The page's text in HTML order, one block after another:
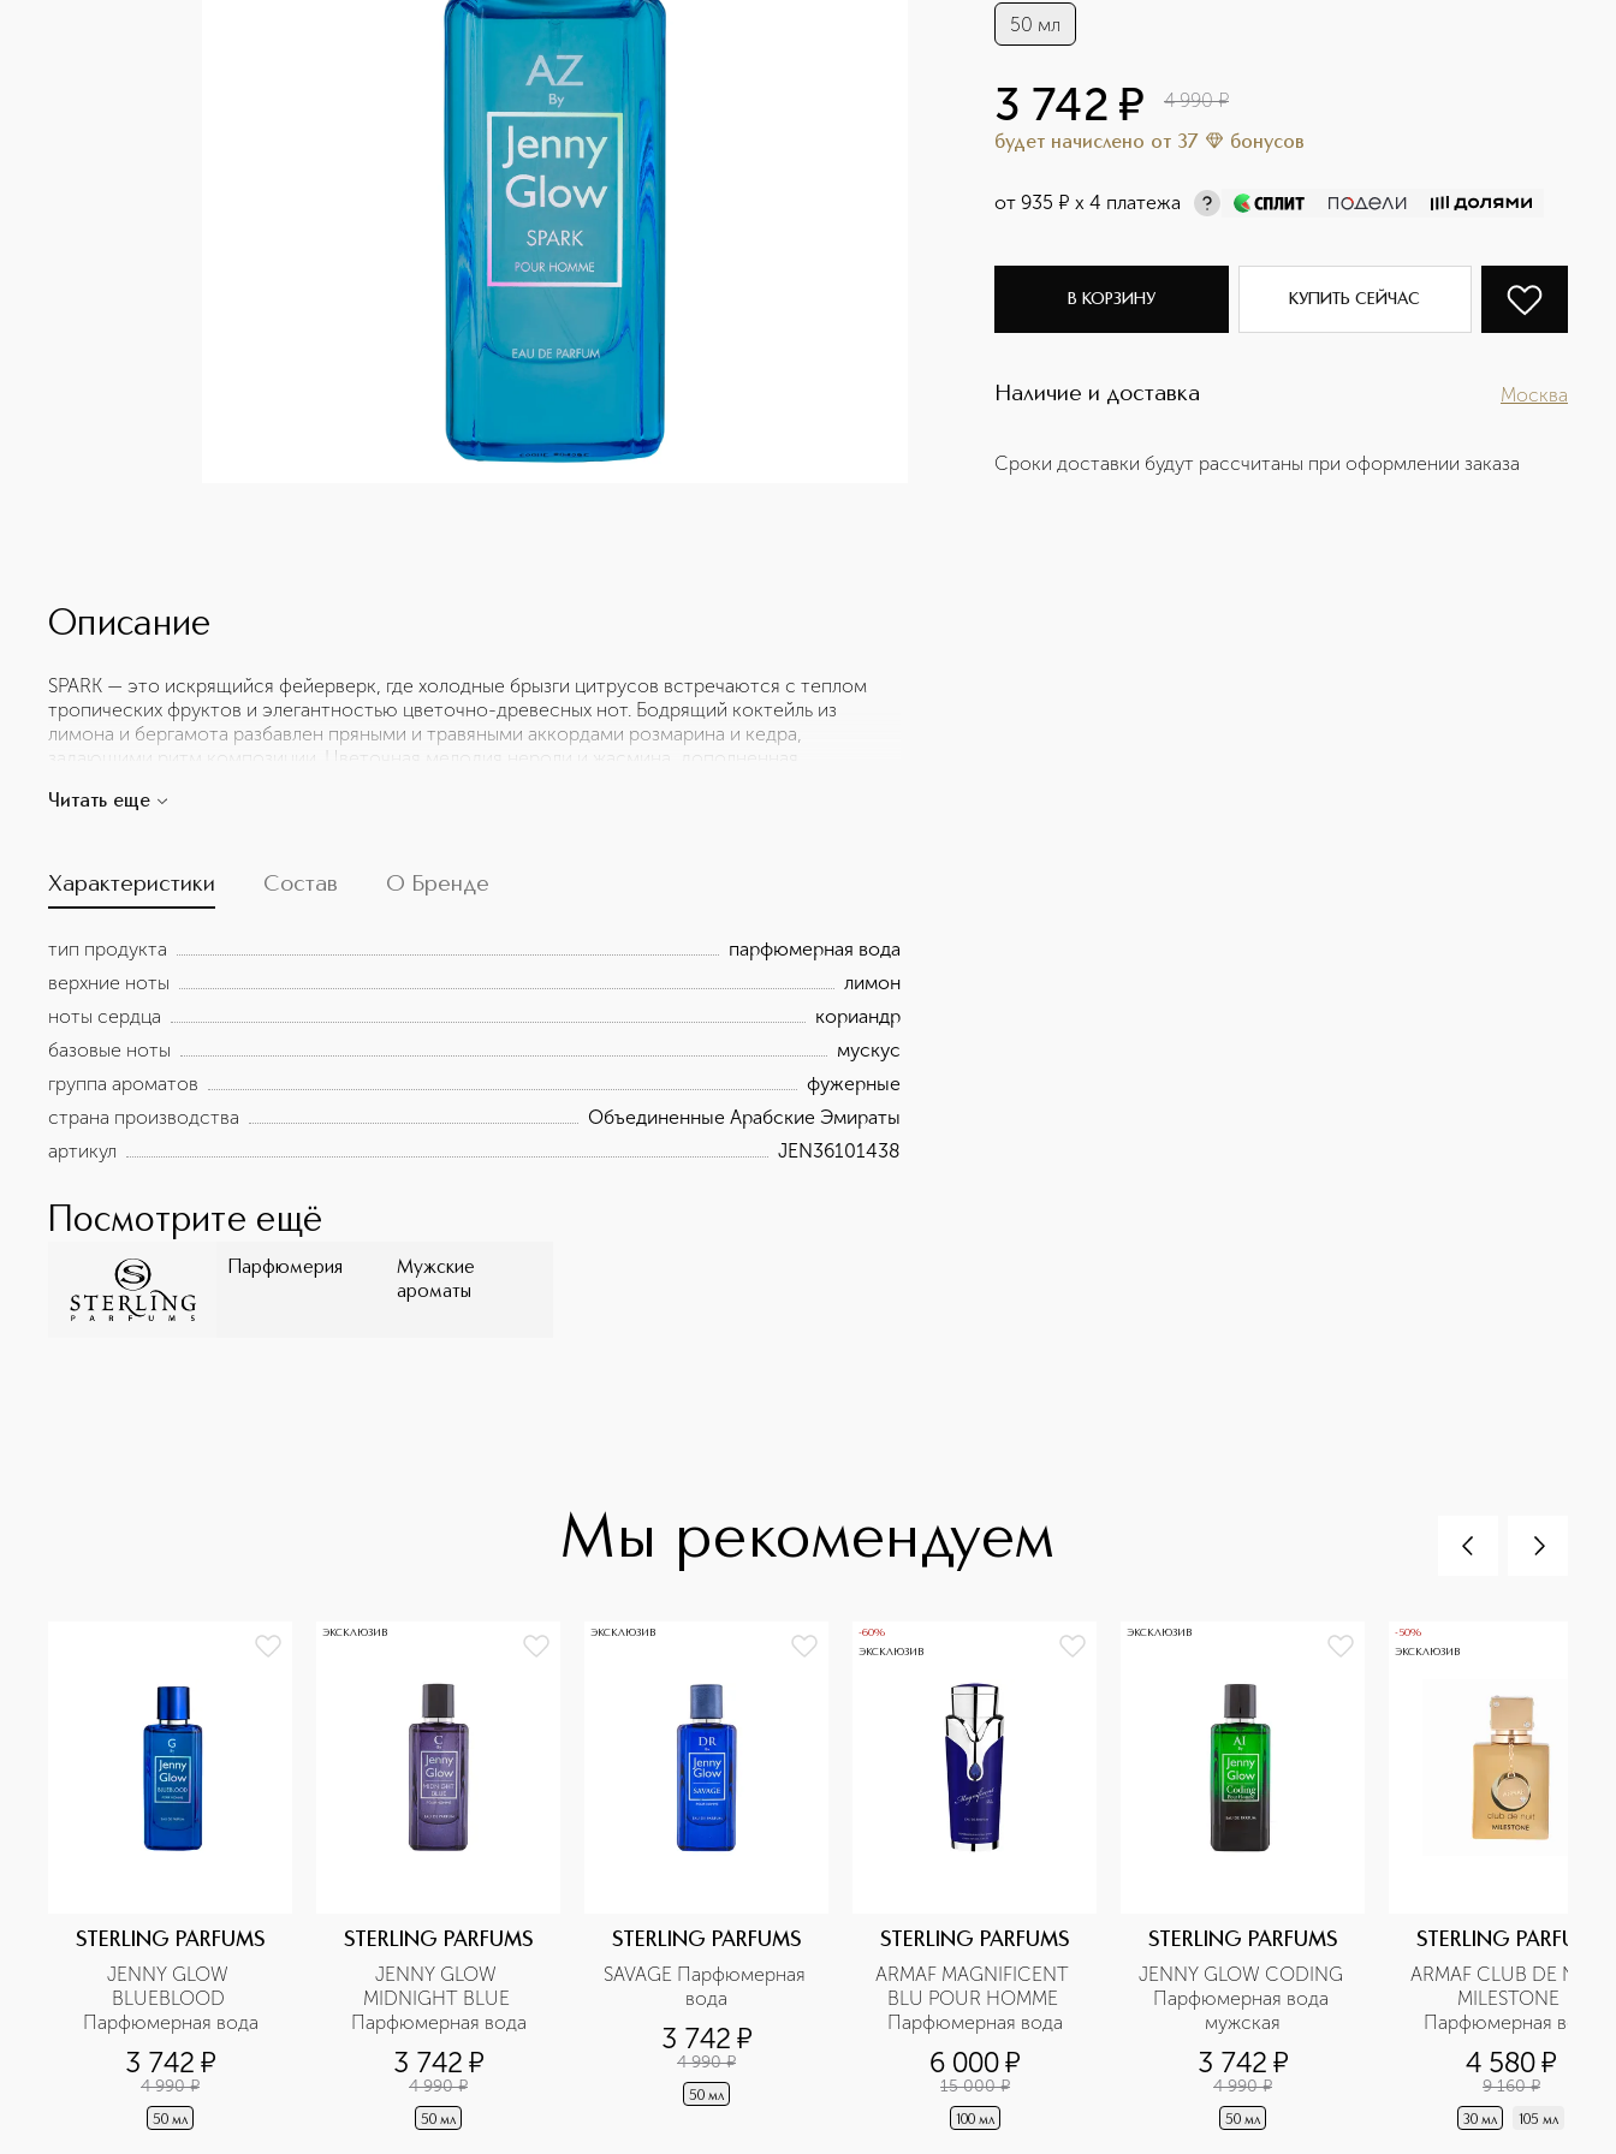
50 мл
3 742 ¤ 4 990 ¤
будет начислено от 37 бонусов
от 935 ¤ х 4 платежа
В КОРЗИНУ КУПИТЬ СЕЙЧАС
Наличие и доставка Москва
Сроки доставки будут рассчитаны при оформлении заказа
Описание
SPARK — это искрящийся фейерверк, где холодные брызги цитрусов встречаются с теплом
тропических фруктов и элегантностью цветочно-древесных нот. Бодрящий коктейль из
лимона и бергамота разбавлен пряными и травяными аккордами розмарина и кедра,
задающими ритм композиции. Цветочная мелодия нероли и жасмина, дополненная
мужественный характер аромата, а бобы тонка и мускус дарят шлейфу тёплое звучание.
Читать еще
Характеристики Состав О Бренде
тип продукта
парфюмерная вода
верхние ноты
лимон
ноты сердца
кориандр
базовые ноты
мускус
группа ароматов
фужерные
страна производства
Объединенные Арабские Эмираты
артикул
JEN36101438
Посмотрите ещё
Парфюмерия
Мужские
ароматы
Мы рекомендуем
STERLING PARFUMS
JENNY GLOW
BLUEBLOOD
Парфюмерная вода
3 742 ¤
4 990 ¤
50 мл
ЭКСКЛЮЗИВ
STERLING PARFUMS
JENNY GLOW
MIDNIGHT BLUE
Парфюмерная вода
3 742 ¤
4 990 ¤
50 мл
ЭКСКЛЮЗИВ
STERLING PARFUMS
SAVAGE Парфюмерная
вода
3 742 ¤
4 990 ¤
50 мл
-60%
ЭКСКЛЮЗИВ
STERLING PARFUMS
ARMAF MAGNIFICENT
BLU POUR HOMME
Парфюмерная вода
6 000¤
15 000 ¤
100 мл
ЭКСКЛЮЗИВ
STERLING PARFUMS
JENNY GLOW CODING
Парфюмерная вода
мужская
3 742 ¤
4 990 ¤
50 мл
-50%
ЭКСКЛЮЗИВ
STERLING PARFUMS
ARMAF CLUB DE NUIT
MILESTONE
Парфюмерная вода
4 580¤
9 160 ¤
30 мл 105 мл